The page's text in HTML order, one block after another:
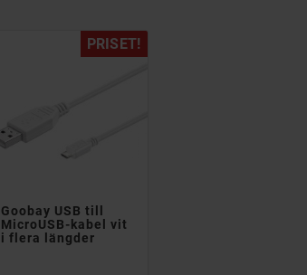
PRISET!
Goobay USB till
MicroUSB-kabel vit
i flera längder